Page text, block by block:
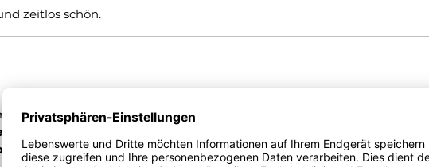
zeitlos schön.
feinen Holznuancen zu einer eleganten, harmonischen
luxuriöser Geborgenheit schenkt.